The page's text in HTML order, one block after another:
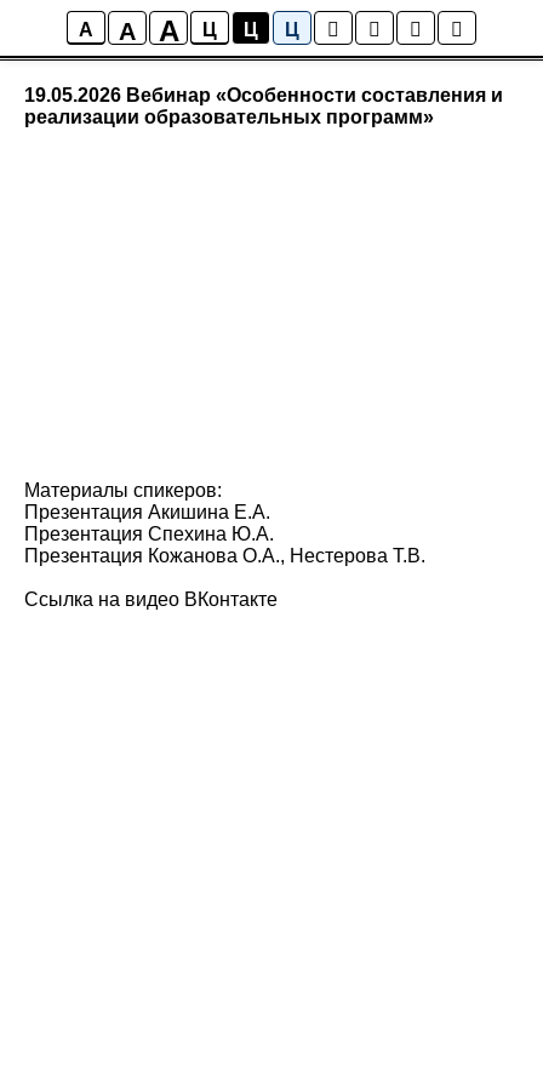
A A A Ц Ц Ц
Вебинары
19.05.2026 Вебинар «Особенности составления и
реализации образовательных программ»
Материалы спикеров:
Презентация Акишина Е.А.
Презентация Спехина Ю.А.
Презентация Кожанова О.А., Нестерова Т.В.
Ссылка на видео ВКонтакте